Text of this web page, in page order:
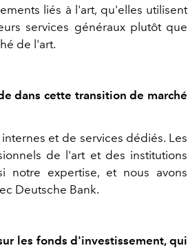
liés à l'art, qu'elles utilisent
services généraux plutôt que
de l'art.
dans cette transition de marché
et de services dédiés. Les
de l'art et des institutions
notre expertise, et nous avons
Deutsche Bank.
les fonds d'investissement, qui